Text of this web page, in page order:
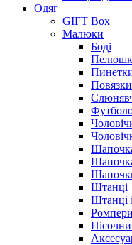
Одяг
GIFT Box
Малюки
Боді
Повязки
Штанці
Штанці
Ромпери